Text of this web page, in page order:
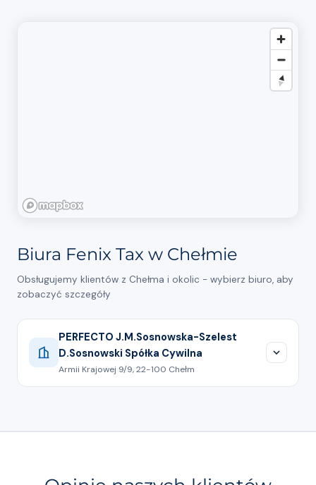
Biura Fenix Tax w Chełmie
Obsługujemy klientów z Chełma i okolic - wybierz biuro, aby
zobaczyć szczegóły
PERFECTO J.M.Sosnowska-Szelest
D.Sosnowski Spółka Cywilna
Armii Krajowej 9/9, 22-100 Chełm
Pokaż na mapie